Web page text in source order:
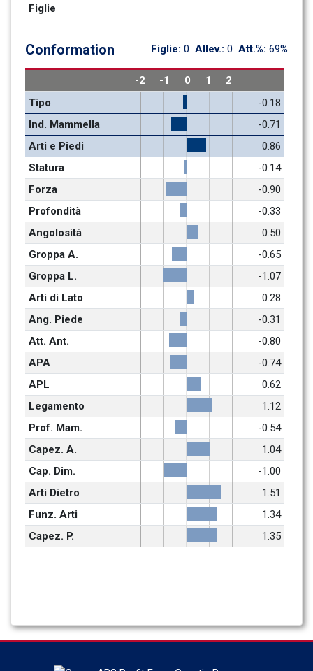
Figlie
Conformation Figlie: 0 Allev.: 0 Att.%: 69%
-2 -1 0 1
2
Tipo
-0.18
Ind. Mammella
-0.71
Arti e Piedi
0.86
Statura
-0.14
Forza
-0.90
Profondità
-0.33
Angolosità
0.50
Groppa A.
-0.65
Groppa L.
-1.07
Arti di Lato
0.28
Ang. Piede
-0.31
Att. Ant.
-0.80
APA
-0.74
APL
0.62
Legamento
1.12
Prof. Mam.
-0.54
Capez. A.
1.04
Cap. Dim.
-1.00
Arti Dietro
1.51
Funz. Arti
1.34
Capez. P.
1.35